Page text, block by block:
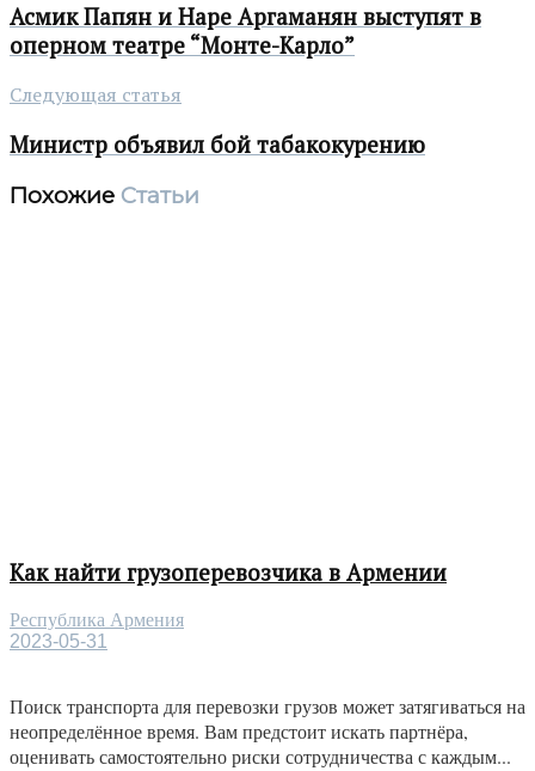
Асмик Папян и Наре Аргаманян выступят в
оперном театре “Монте-Карло”
Следующая статья
Министр объявил бой табакокурению
Похожие Статьи
Как найти грузоперевозчика в Армении
Республика Армения
2023-05-31
Поиск транспорта для перевозки грузов может затягиваться на
неопределённое время. Вам предстоит искать партнёра,
оценивать самостоятельно риски сотрудничества с каждым...